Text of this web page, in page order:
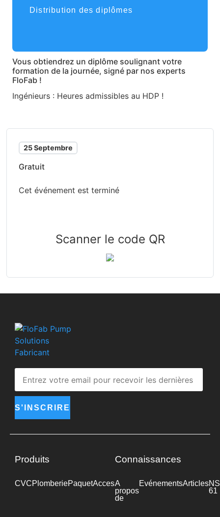
Distribution des diplômes
Vous obtiendrez un diplôme soulignant votre
formation de la journée, signé par nos experts
FloFab !
Ingénieurs : Heures admissibles au HDP !
25 Septembre
Gratuit
Cet événement est terminé
Scanner le code QR
S'INSCRIRE
Produits
CVCPlomberiePaquetAccessoires Industrie
Connaissances
A
propos
de
EvénementsArticles
61